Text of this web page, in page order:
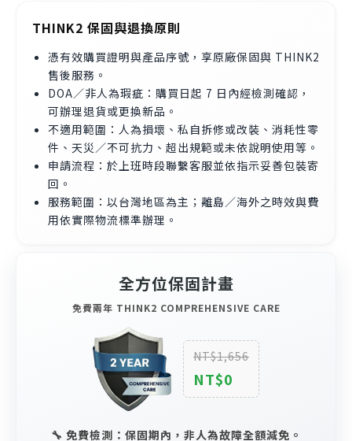
THINK2 保固與退換原則
憑有效購買證明與產品序號，享原廠保固與 THINK2
售後服務。
DOA／非人為瑕疵：購買日起 7 日內經檢測確認，
可辦理退貨或更換新品。
不適用範圍：人為損壞、私自拆修或改裝、消耗性零
件、天災／不可抗力、超出規範或未依說明使用等。
申請流程：於上班時段聯繫客服並依指示妥善包裝寄
回。
服務範圍：以台灣地區為主；離島／海外之時效與費
用依實際物流標準辦理。
全方位保固計畫
免費兩年 THINK2 COMPREHENSIVE CARE
NT$1,656
NT$0
🔧 免費檢測：保固期內，非人為故障全額減免。